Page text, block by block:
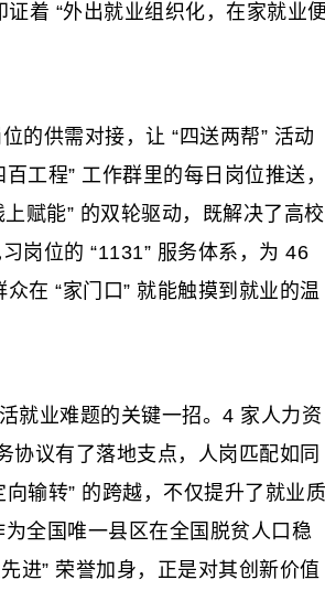
着 “外出就业组织化，在家就业
供需对接，让 “四送两帮” 活动
工程” 工作群里的每日岗位推送，
赋能” 的双轮驱动，既解决了高校
岗位的 “1131” 服务体系，为 46
在 “家门口” 就能触摸到就业的温
业难题的关键一招。4 家人力资
协议有了落地支点，人岗匹配如同
输转” 的跨越，不仅提升了就业质
全国唯一县区在全国脱贫人口稳
进” 荣誉加身，正是对其创新价值